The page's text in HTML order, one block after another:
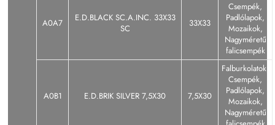
A0A7
E.D.BLACK SC.A.INC. 33X33
SC
33X33
Csempék,
Padlólapok,
Mozaikok,
Nagyméretű
falicsempék
A0B1 E.D.BRIK SILVER 7,5X30 7,5X30
Falburkolatok,
Csempék,
Padlólapok,
Mozaikok,
Nagyméretű